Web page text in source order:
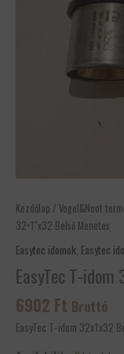
Kezdőlap / Vogel&Noot
32×1″x32 Belső Menetes
Easytec idomok Easytec
EasyTec T-
6902 Ft Bruttó
EasyTec T-idom 32x1x32
EasyTec
T-
idom
32x1"x32
Belső
Menetes
mennyiség